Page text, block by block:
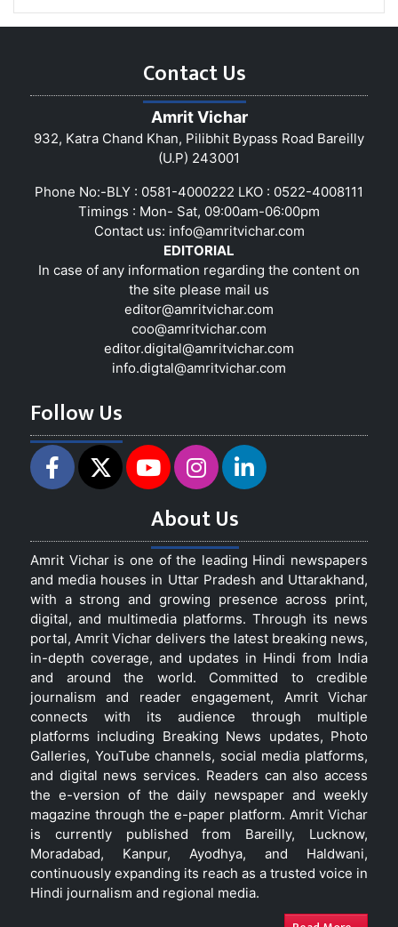
Contact Us
Amrit Vichar
932, Katra Chand Khan, Pilibhit Bypass Road Bareilly
(U.P) 243001
Phone No:-BLY : 0581-4000222 LKO : 0522-4008111
Timings : Mon- Sat, 09:00am-06:00pm
Contact us: info@amritvichar.com
EDITORIAL
In case of any information regarding the content on
the site please mail us
editor@amritvichar.com
coo@amritvichar.com
editor.digital@amritvichar.com
info.digtal@amritvichar.com
Follow Us
About Us
Amrit Vichar is one of the leading Hindi newspapers
and media houses in Uttar Pradesh and Uttarakhand,
with a strong and growing presence across print,
digital, and multimedia platforms. Through its news
portal, Amrit Vichar delivers the latest breaking news,
in-depth coverage, and updates in Hindi from India
and around the world. Committed to credible
journalism and reader engagement, Amrit Vichar
connects with its audience through multiple
platforms including Breaking News updates, Photo
Galleries, YouTube channels, social media platforms,
and digital news services. Readers can also access
the e-version of the daily newspaper and weekly
magazine through the e-paper platform. Amrit Vichar
is currently published from Bareilly, Lucknow,
Moradabad, Kanpur, Ayodhya, and Haldwani,
continuously expanding its reach as a trusted voice in
Hindi journalism and regional media.